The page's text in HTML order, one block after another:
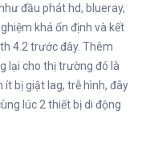
đầu phát hd, blueray,
khá ổn định và kết
4.2 trước đây. Thêm
lại cho thị trường đó là
bị giật lag, trễ hình, đây
lúc 2 thiết bị di động